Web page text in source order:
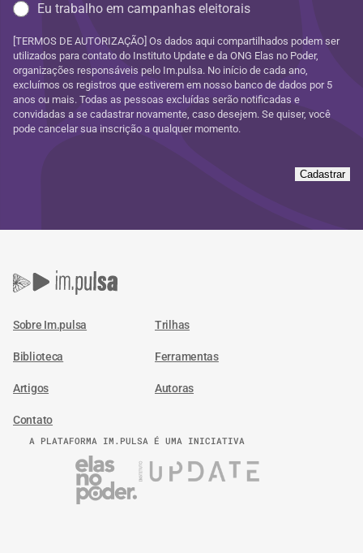
Eu trabalho em campanhas eleitorais
[TERMOS DE AUTORIZAÇÃO] Os dados aqui compartilhados podem ser
utilizados para contato do Instituto Update e da ONG Elas no Poder,
organizações responsáveis pelo Im.pulsa. No início de cada ano,
excluímos os registros que estiverem em nosso banco de dados por 5
anos ou mais. Todas as pessoas excluídas serão notificadas e
convidadas a se cadastrar novamente, caso desejem. Se quiser, você
pode cancelar sua inscrição a qualquer momento.
Cadastrar
Sobre Im.pulsa Trilhas
Biblioteca Ferramentas
Artigos Autoras
Contato
A PLATAFORMA IM.PULSA É UMA INICIATIVA